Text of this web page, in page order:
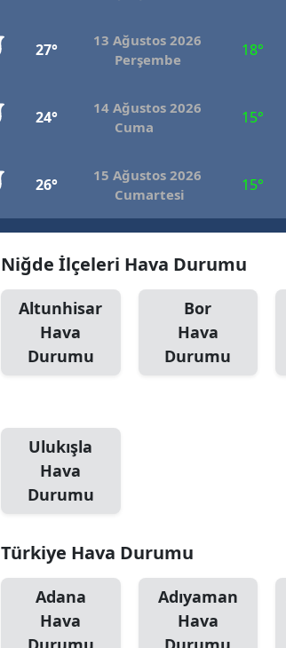
27°
13 Ağustos 2026
Perşembe
18°
24°
14 Ağustos 2026
Cuma
15°
26°
15 Ağustos 2026
Cumartesi
15°
Niğde İlçeleri Hava Durumu
Altunhisar
Hava
Durumu
Bor
Hava
Durumu
Ulukışla
Hava
Durumu
Türkiye Hava Durumu
Adana
Hava
Adıyaman
Hava